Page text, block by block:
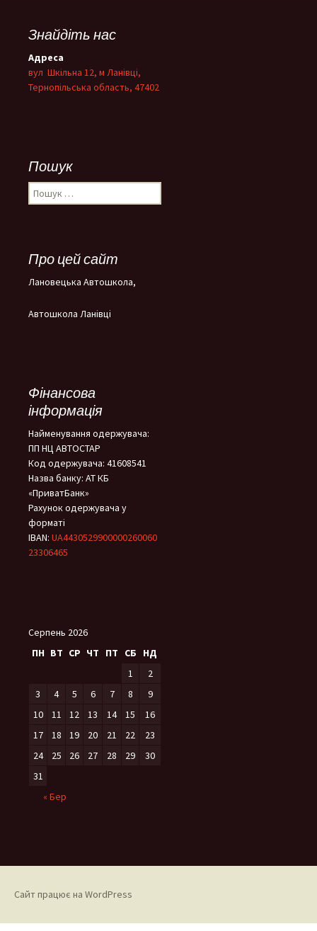
Знайдіть нас
Адреса
вул Шкільна 12, м Ланівці,
Тернопільська область, 47402
Пошук
Пошук:
Про цей сайт
Лановецька Автошкола,
Автошкола Ланівці
Фінансова
інформація
Найменування одержувача:
ПП НЦ АВТОСТАР
Код одержувача: 41608541
Назва банку: АТ КБ
«ПриватБанк»
Рахунок одержувача у
форматі
IBAN: UA4430529900000260060
23306465
Серпень 2026
ПН ВТ СР ЧТ ПТ СБ
НД
1
2
3
4 5 6 7 8
9
10
11 12 13 14 15
16
17
18 19 20 21 22
23
24
25 26 27 28 29
30
31
« Бер
Сайт працює на WordPress